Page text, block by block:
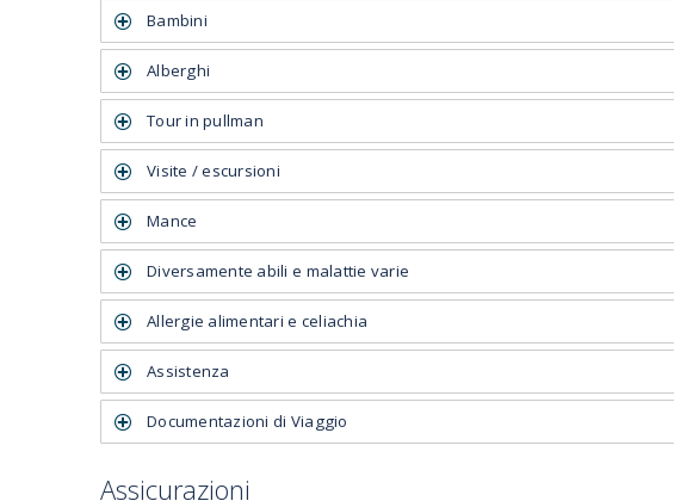
Bambini
Alberghi
Tour in pullman
Visite / escursioni
Mance
Diversamente abili e malattie varie
Allergie alimentari e celiachia
Assistenza
Documentazioni di Viaggio
Assicurazioni